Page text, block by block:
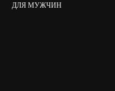
ДЛЯ МУЖЧИН